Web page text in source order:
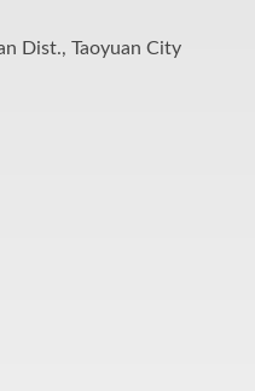
Dist., Taoyuan City